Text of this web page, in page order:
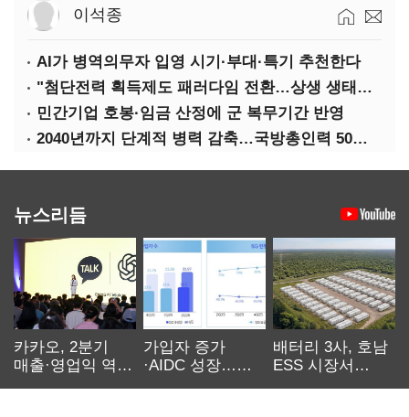
이석종
AI가 병역의무자 입영 시기·부대·특기 추천한다
"첨단전력 획득제도 패러다임 전환…상생 생태계 조성해 대체불가 K-방산 도약"
민간기업 호봉·임금 산정에 군 복무기간 반영
2040년까지 단계적 병력 감축…국방총인력 50만 목표 2차 국방개혁 착수
뉴스리듬
카카오, 2분기
매출·영업익 역대
가입자 증가
·AIDC 성장…
배터리 3사, 호남
ESS 시장서